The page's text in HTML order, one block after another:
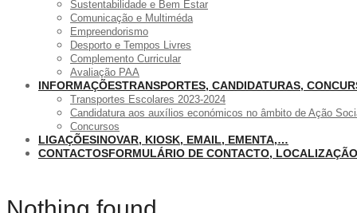
Sustentabilidade e Bem Estar
Comunicação e Multiméda
Empreendorismo
Desporto e Tempos Livres
Complemento Curricular
Avaliação PAA
INFORMAÇÕESTRANSPORTES, CANDIDATURAS,
Transportes Escolares 2023-2024
Candidatura aos auxílios económicos no âmbito de Ação
Concursos
LIGAÇÕESINOVAR, KIOSK, EMAIL, EMENTA,…
CONTACTOSFORMULÁRIO DE CONTACTO, LOCALIZAÇÃO